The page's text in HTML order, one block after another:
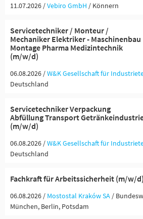
11.07.2026 /Vebiro GmbH / Könnern
Servicetechniker / Monteur /
Mechaniker Elektriker - Maschinenbau
Montage Pharma Medizintechnik
(m/w/d)
06.08.2026 /W&K Gesellschaft für
Deutschland
Servicetechniker Verpackung
Abfüllung Transport
(m/w/d)
06.08.2026 /W&K Gesellschaft für
Deutschland
Fachkraft für Arbeitssicherheit (m/w/d)
06.08.2026 / Mostostal Kraków SA /
München, Berlin, Potsdam